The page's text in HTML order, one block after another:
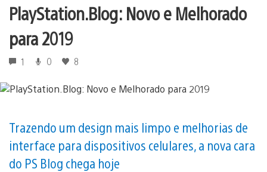
PlayStation.Blog: Novo e Melhorado
para 2019
1 0 8
Trazendo um design mais limpo e melhorias de
interface para dispositivos celulares, a nova cara
do PS Blog chega hoje